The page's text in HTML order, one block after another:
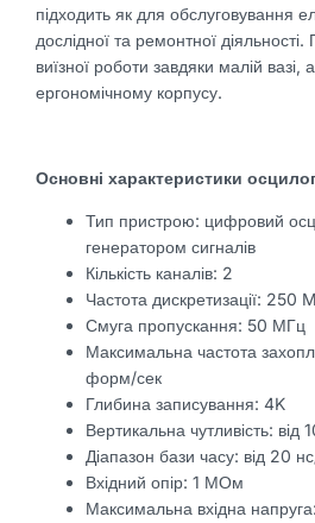
підходить як для обслуговування
дослідної та ремонтної
виїзної роботи завдяки малій вазі,
ергономічному корпусу.
Основні характеристики
Тип пристрою: цифровий
генератором сигналів
Кількість каналів: 2
Частота дискретизації: 250
Смуга пропускання: 50 МГц
Максимальна частота
форм/сек
Глибина записування: 4K
Вертикальна чутливість:
Діапазон бази часу: від 20
Вхідний опір: 1 МОм
Максимальна вхідна